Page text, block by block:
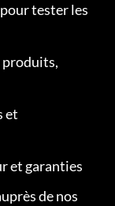
tester les
produits,
et
et garanties
de nos